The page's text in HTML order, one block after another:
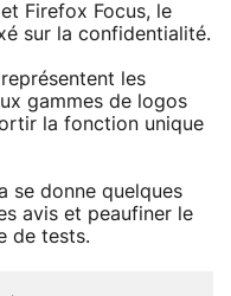
Firefox Focus, le
sur la confidentialité.
les
gammes de logos
la fonction unique
se donne quelques
avis et peaufiner le
de tests.